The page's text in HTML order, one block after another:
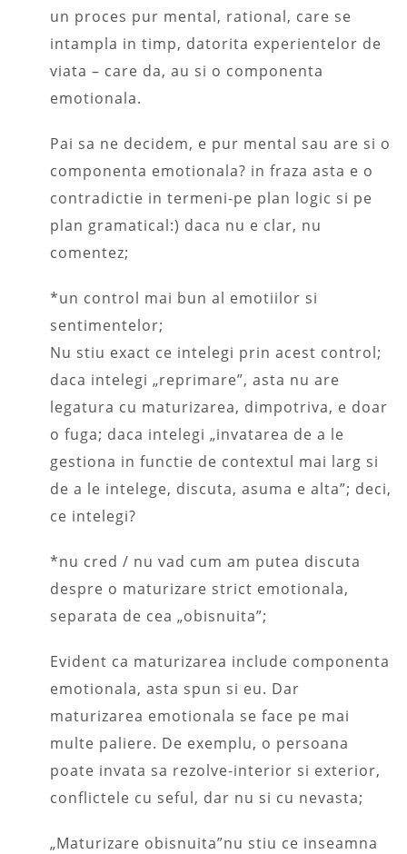
un proces pur mental, rational, care se
intampla in timp, datorita experientelor de
viata – care da, au si o componenta
emotionala.
Pai sa ne decidem, e pur mental sau are si o
componenta emotionala? in fraza asta e o
contradictie in termeni-pe plan logic si pe
plan gramatical:) daca nu e clar, nu
comentez;
*un control mai bun al emotiilor si
sentimentelor;
Nu stiu exact ce intelegi prin acest control;
daca intelegi „reprimare”, asta nu are
legatura cu maturizarea, dimpotriva, e doar
o fuga; daca intelegi „invatarea de a le
gestiona in functie de contextul mai larg si
de a le intelege, discuta, asuma e alta”; deci,
ce intelegi?
*nu cred / nu vad cum am putea discuta
despre o maturizare strict emotionala,
separata de cea „obisnuita”;
Evident ca maturizarea include componenta
emotionala, asta spun si eu. Dar
maturizarea emotionala se face pe mai
multe paliere. De exemplu, o persoana
poate invata sa rezolve-interior si exterior,
conflictele cu seful, dar nu si cu nevasta;
„Maturizare obisnuita”nu stiu ce inseamna